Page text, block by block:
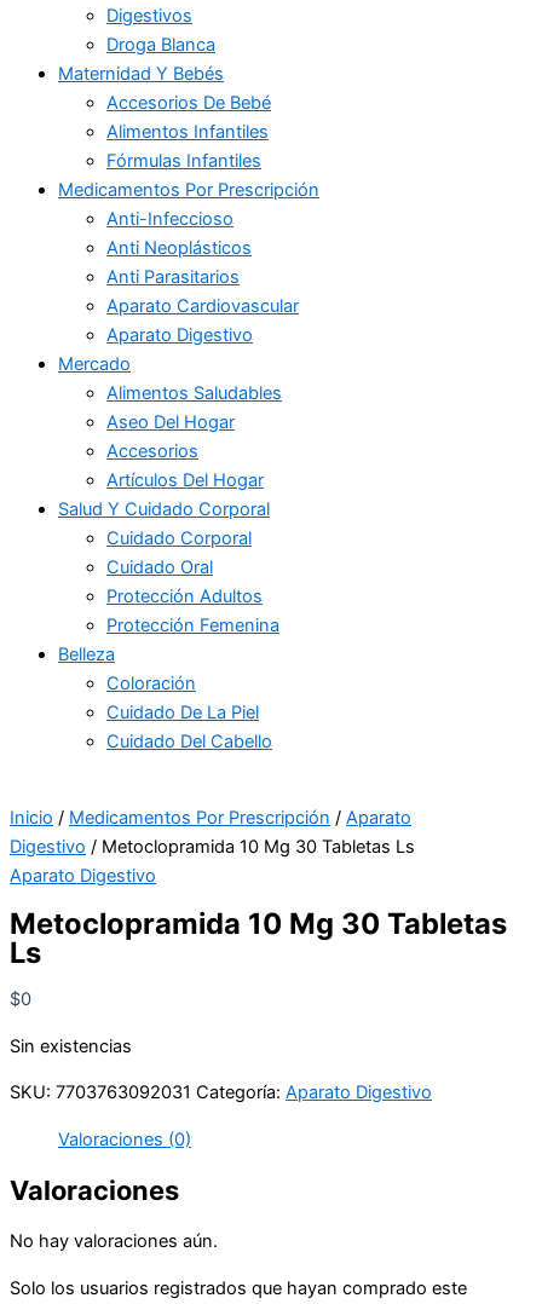
Digestivos
Droga Blanca
Maternidad Y Bebés
Accesorios De Bebé
Alimentos Infantiles
Fórmulas Infantiles
Medicamentos Por Prescripción
Anti-Infeccioso
Anti Neoplásticos
Anti Parasitarios
Aparato Cardiovascular
Aparato Digestivo
Mercado
Alimentos Saludables
Aseo Del Hogar
Accesorios
Artículos Del Hogar
Salud Y Cuidado Corporal
Cuidado Corporal
Cuidado Oral
Protección Adultos
Protección Femenina
Belleza
Coloración
Cuidado De La Piel
Cuidado Del Cabello
Inicio / Medicamentos Por Prescripción / Aparato
Digestivo / Metoclopramida 10 Mg 30 Tabletas Ls
Aparato Digestivo
Metoclopramida 10 Mg 30 Tabletas
Ls
$0
Sin existencias
SKU: 7703763092031 Categoría: Aparato Digestivo
Valoraciones (0)
Valoraciones
No hay valoraciones aún.
Solo los usuarios registrados que hayan comprado este